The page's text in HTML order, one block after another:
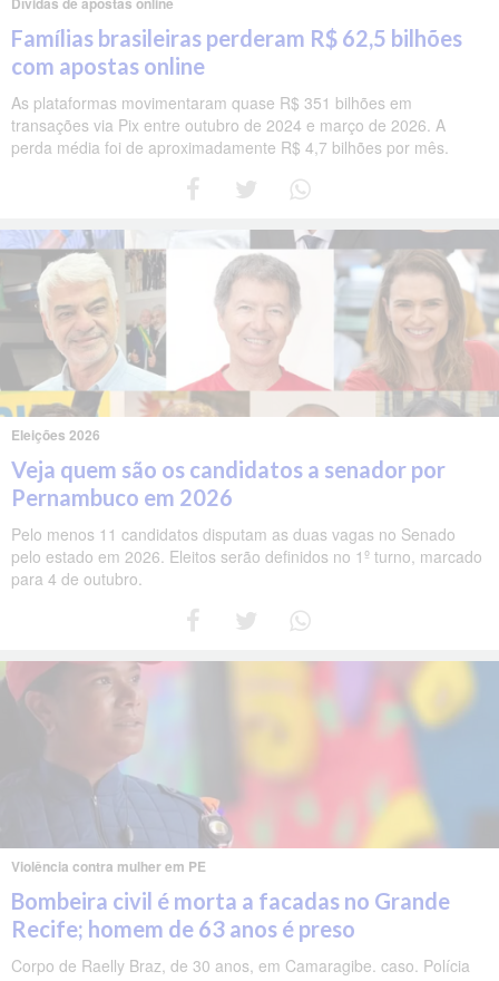
Famílias brasileiras perderam R$ 62,5 bilhões
com apostas online
As plataformas movimentaram quase R$ 351 bilhões em
transações via Pix entre outubro de 2024 e março de 2026. A
perda média foi de aproximadamente R$ 4,7 bilhões por mês.
Eleições 2026
Veja quem são os candidatos a senador por
Pernambuco em 2026
Pelo menos 11 candidatos disputam as duas vagas no Senado
pelo estado em 2026. Eleitos serão definidos no 1º turno, marcado
para 4 de outubro.
Violência contra mulher em PE
Bombeira civil é morta a facadas no Grande
Recife; homem de 63 anos é preso
Corpo de Raelly Braz, de 30 anos, em Camaragibe. caso. Polícia